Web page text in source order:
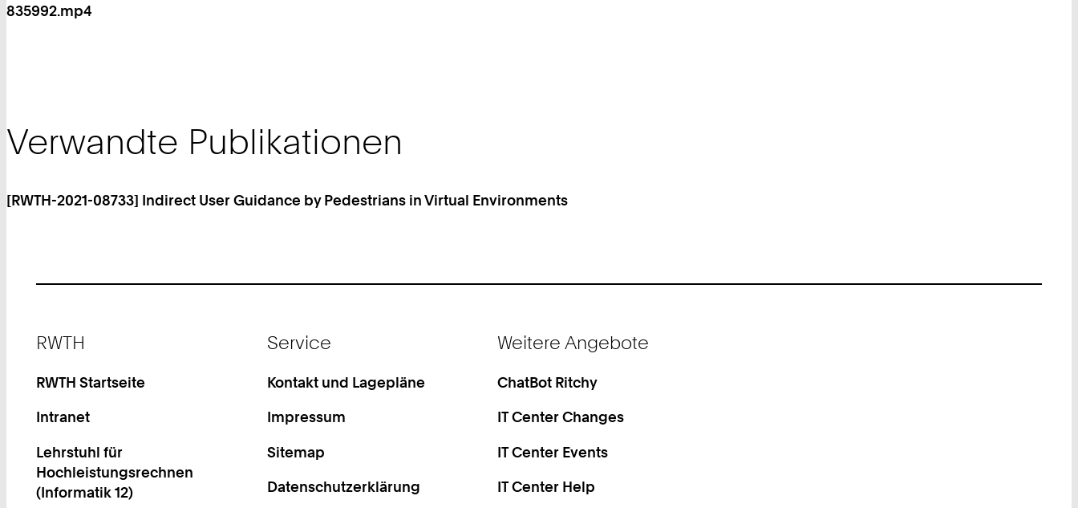
835992.mp4
Verwandte Publikationen
[RWTH-2021-08733] Indirect User Guidance by Pedestrians in Virtual Environments
RWTH
RWTH Startseite
Intranet
Lehrstuhl für
Hochleistungsrechnen
(Informatik 12)
Service
Kontakt und Lagepläne
Impressum
Sitemap
Datenschutzerklärung
Weitere Angebote
ChatBot Ritchy
IT Center Changes
IT Center Events
IT Center Help